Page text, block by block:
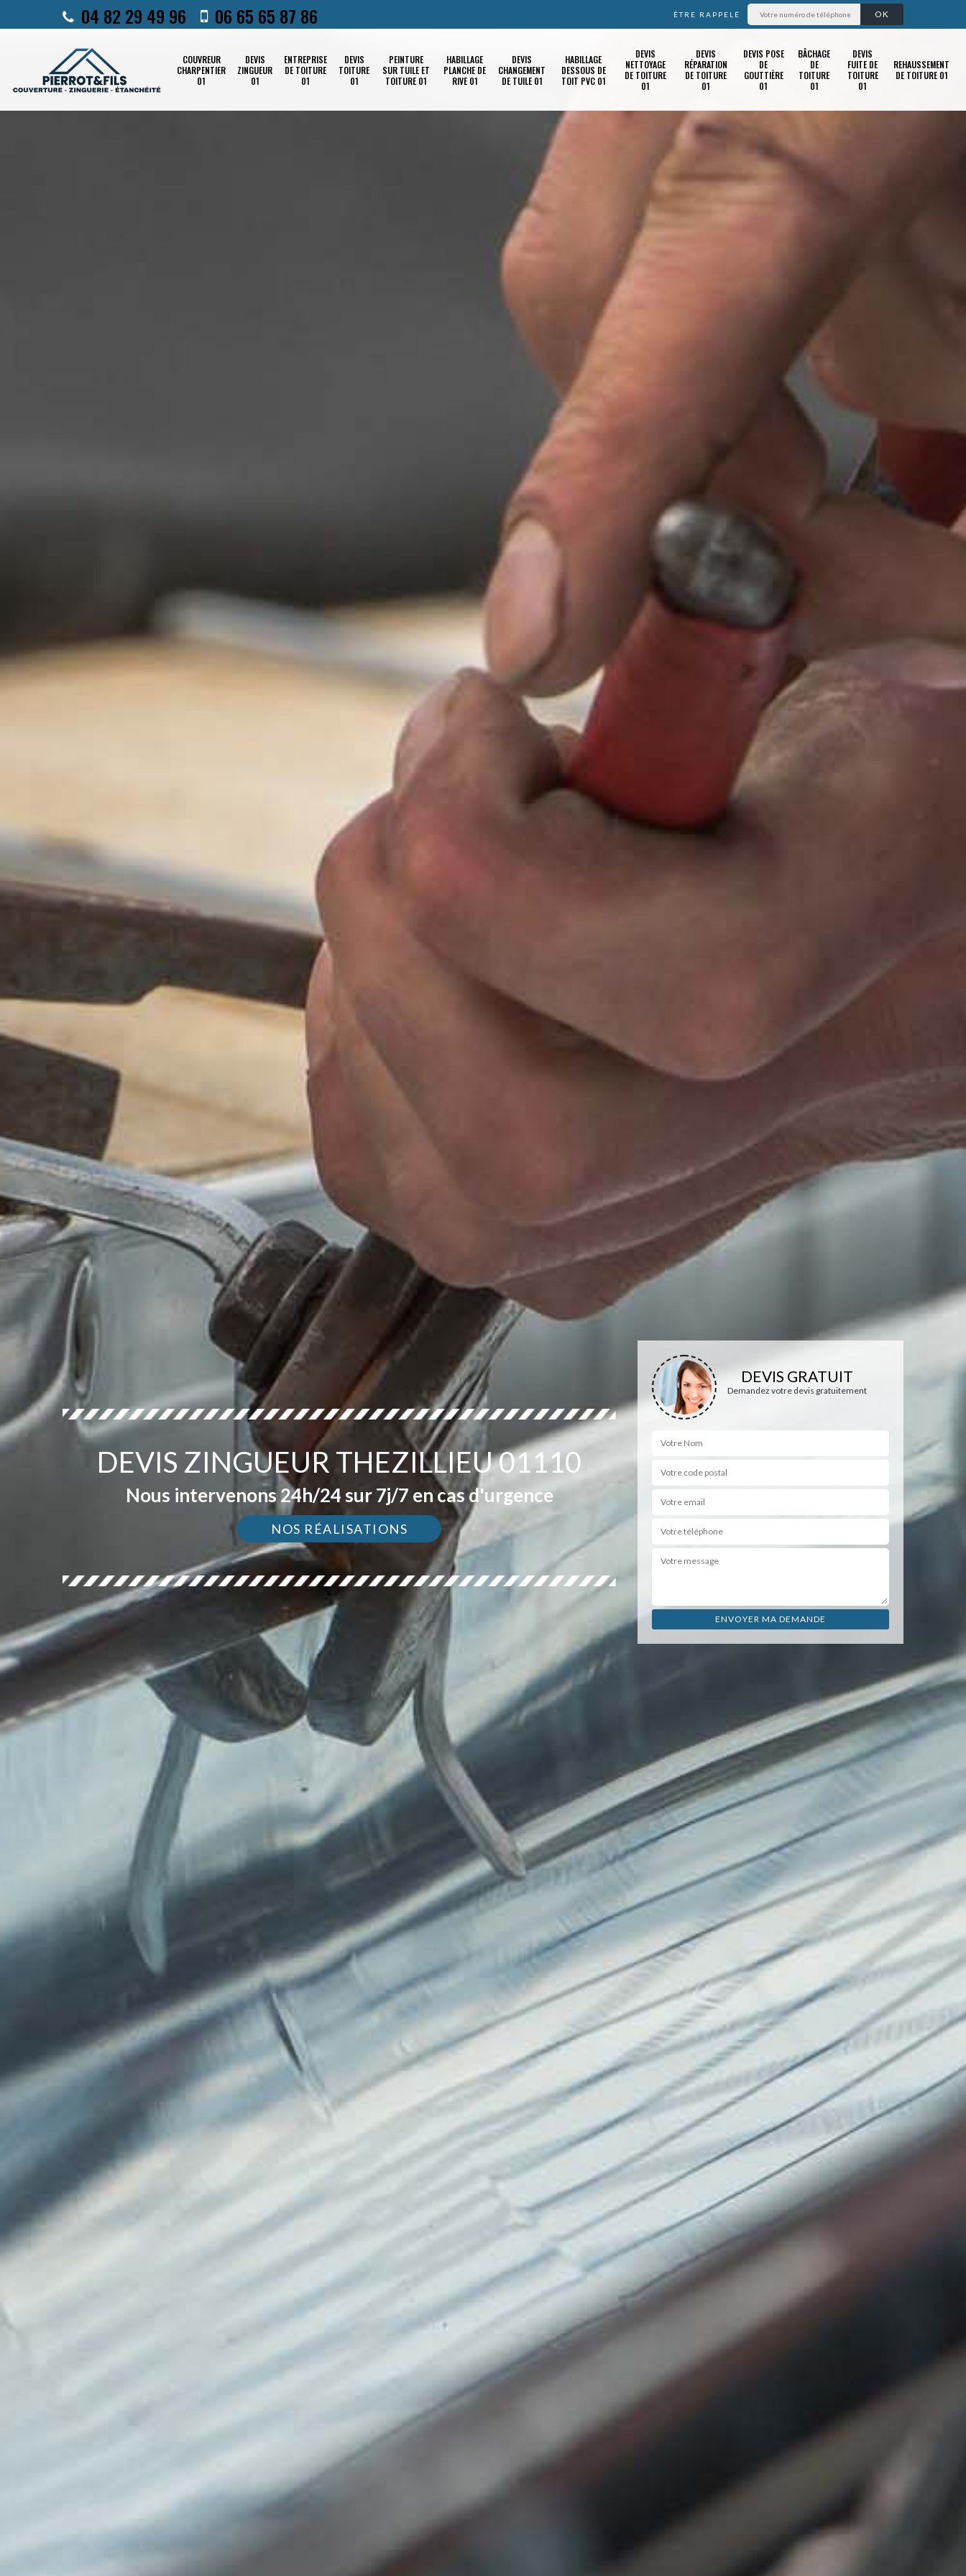
04 82 29 49 96 06 65 65 87 86 ÊTRE RAPPELÉ
COUVREUR
CHARPENTIER
01
DEVIS
ZINGUEUR
01
ENTREPRISE
DE TOITURE
01
DEVIS
TOITURE
01
PEINTURE
SUR TUILE ET
TOITURE 01
HABILLAGE
PLANCHE DE
RIVE 01
DEVIS
CHANGEMENT
DE TUILE 01
HABILLAGE
DESSOUS DE
TOIT PVC 01
DEVIS
NETTOYAGE
DE TOITURE
01
DEVIS
RÉPARATION
DE TOITURE
01
DEVIS POSE
DE
GOUTTIÈRE
01
BÂCHAGE
DE
TOITURE
01
DEVIS
FUITE DE
TOITURE
01
REHAUSSEMENT
DE TOITURE 01
DEVIS ZINGUEUR THEZILLIEU 01110
Nous intervenons 24h/24 sur 7j/7 en cas d'urgence
NOS RÉALISATIONS
DEVIS GRATUIT
Demandez votre devis gratuitement